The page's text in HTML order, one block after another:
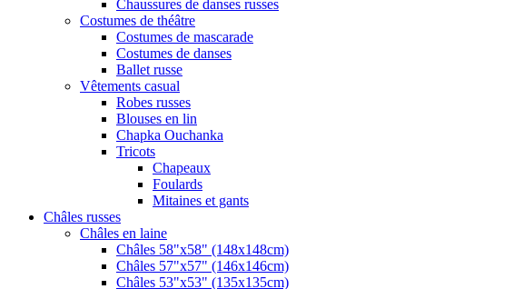
Chaussures de danses russes
Costumes de théâtre
Costumes de mascarade
Costumes de danses
Ballet russe
Vêtements casual
Robes russes
Blouses en lin
Chapka Ouchanka
Tricots
Chapeaux
Foulards
Mitaines et gants
Châles russes
Châles en laine
Châles 58"x58" (148x148cm)
Châles 57"x57" (146x146cm)
Châles 53"x53" (135x135cm)